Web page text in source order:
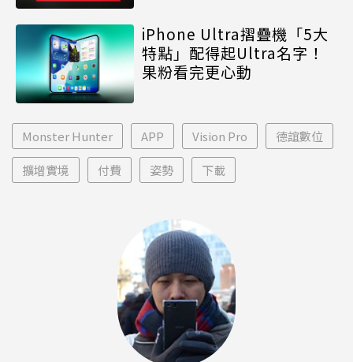
iPhone Ultra摺疊機「5大
特點」配得起Ultra名字！
果粉看完更心動
Monster Hunter APP Vision Pro 德誼數位
擴增實境 付費 姿勢 下載